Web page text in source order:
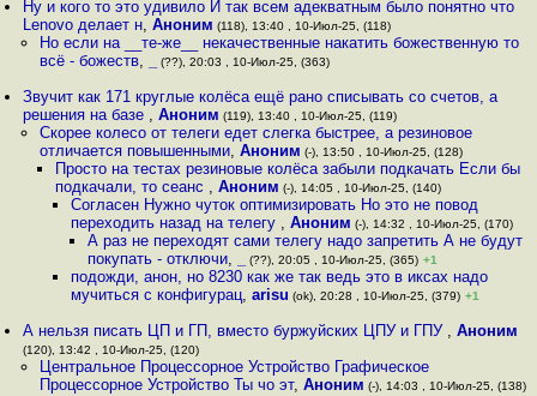
Ну и кого то это удивило И так всем адекватным было понятно что
Lenovo делает н,Аноним (118), 13:40 , 10-Июл-25, (118)
Но если на __те-же__ некачественные накатить божественную то
всё - божеств, (??), 20:03 , 10-Июл-25, (363)
Звучит как 171 круглые колёса ещё рано списывать со счетов, а
решения на базе ,Аноним (119), 13:40 , 10-Июл-25, (119)
Скорее колесо от телеги едет слегка быстрее, а резиновое
отличается повышенными, Аноним (-), 13:50 , 10-Июл-25, (128)
Просто на тестах резиновые колёса забыли подкачать Если бы
подкачали, то сеанс , Аноним (-), 14:05 , 10-Июл-25, (140)
Согласен Нужно чуток оптимизировать Но это не повод
переходить назад на телегу ,Аноним (-), 14:32 , 10-Июл-25, (170)
А раз не переходят сами телегу надо запретить А не будут
покупать - отключи, (??), 20:05 , 10-Июл-25, (365) +1
подожди, анон, но 8230 как же так ведь это в иксах надо
мучиться с конфигурац,arisu (ok), 20:28 , 10-Июл-25, (379) +1
А нельзя писать ЦП и ГП, вместо буржуйских ЦПУ и ГПУ ,Аноним
(120), 13:42 , 10-Июл-25, (120)
Центральное Процессорное Устройство Графическое
Процессорное Устройство Ты чо эт, Аноним (-), 14:03 , 10-Июл-25, (138)